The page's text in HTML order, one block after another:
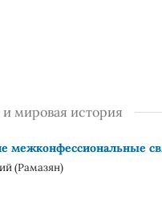
мировая история
межконфессиональные
(Рамазян)